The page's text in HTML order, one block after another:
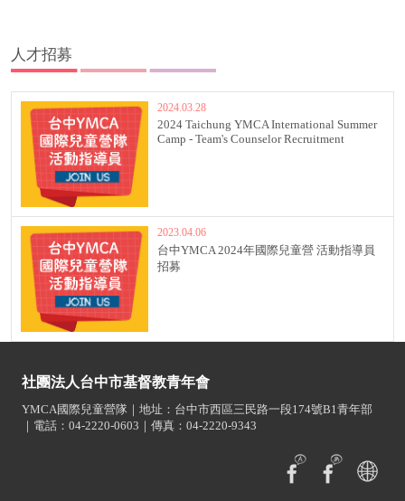
人才招募
2024.03.28
2024 Taichung YMCA International Summer
Camp - Team's Counselor Recruitment
2023.04.06
台中YMCA 2024年國際兒童營 活動指導員
招募
社團法人台中市基督教青年會
YMCA國際兒童營隊｜地址：台中市西區三民路一段174號B1青年部
｜電話：04-2220-0603｜傳真：04-2220-9343